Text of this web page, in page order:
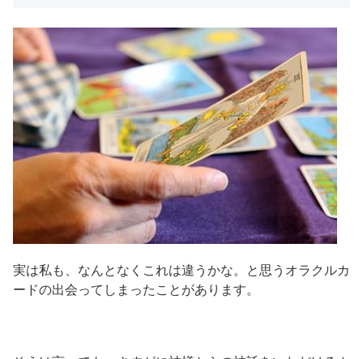
実は私も、なんとなくこれは違うかな。と思うオラクルカ
ードの出会ってしまったことがあります。